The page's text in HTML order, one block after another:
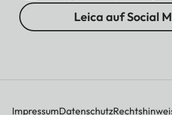
Leica auf Social
ImpressumDatenschutz